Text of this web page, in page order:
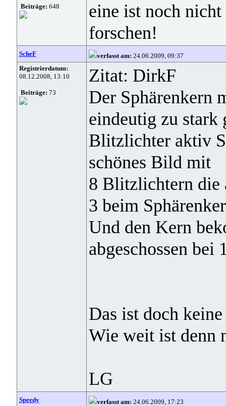
Beiträge: 648
eine ist noch
forschen!
ScheF verfasst am: 24.06.2009, 09:37
Registrierdatum:
08.12.2008, 13:10
Beiträge: 73
Zitat: DirkF
Der Sphärenkern
eindeutig zu stark
Blitzlichter aktiv
schönes Bild mit
8 Blitzlichtern die
3 beim
Und den Kern
abgeschossen
Das ist doch
Wie weit ist denn
LG
Speedy verfasst am: 24.06.2009, 17:23